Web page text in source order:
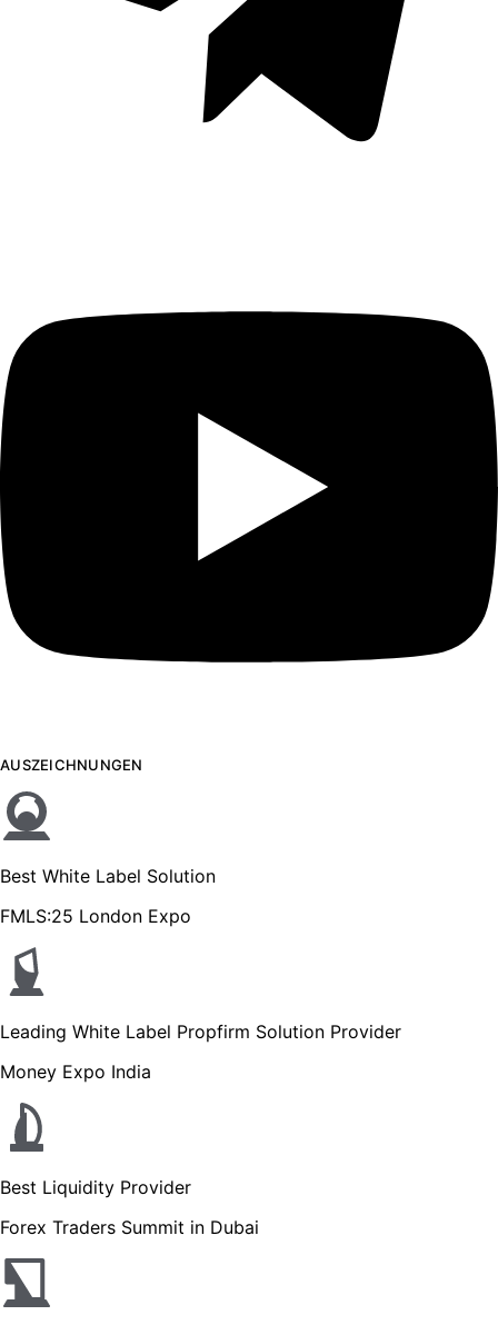
AUSZEICHNUNGEN
Best White Label Solution
FMLS:25 London Expo
Leading White Label Propfirm Solution Provider
Money Expo India
Best Liquidity Provider
Forex Traders Summit in Dubai